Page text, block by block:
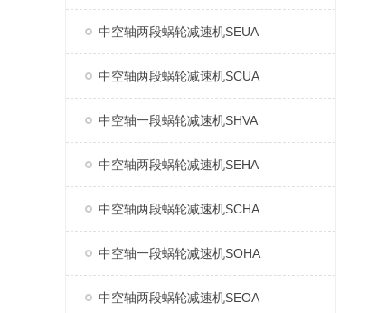
中空轴两段蜗轮减速机SEUA
中空轴两段蜗轮减速机SCUA
中空轴一段蜗轮减速机SHVA
中空轴两段蜗轮减速机SEHA
中空轴两段蜗轮减速机SCHA
中空轴一段蜗轮减速机SOHA
中空轴两段蜗轮减速机SEOA